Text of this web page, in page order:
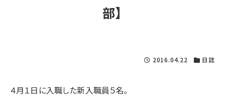
部】
2016.04.22 日誌
４月１日に入職した新入職員５名。